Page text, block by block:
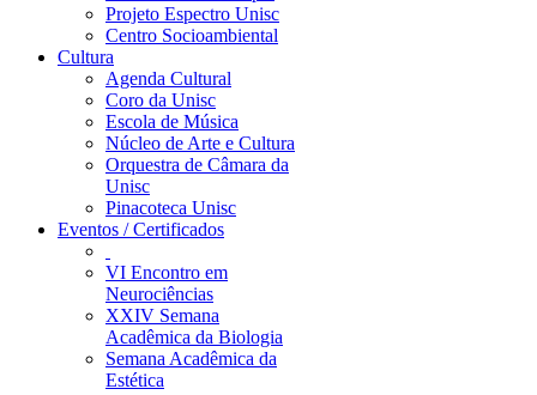
Projeto Espectro Unisc
Centro Socioambiental
Cultura
Agenda Cultural
Coro da Unisc
Escola de Música
Núcleo de Arte e Cultura
Orquestra de Câmara da
Unisc
Pinacoteca Unisc
Eventos / Certificados
VI Encontro em
Neurociências
XXIV Semana
Acadêmica da Biologia
Semana Acadêmica da
Estética